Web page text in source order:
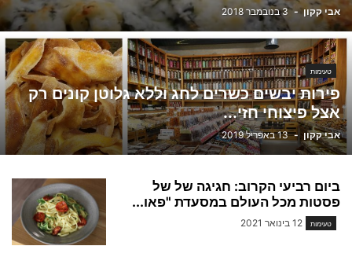
אבי קקון - 3 בנובמבר 2018
טעימות
פירות יבשים כשרים לחג וללא גלוטן קונים רק
אצל פיצוחי חזי...
אבי קקון - 13 באפריל 2019
ביום רביעי הקרוב: חגיגה של של
פסטות מכל העולם במסעדת "פאו...
טעימות 12 בינואר 2021